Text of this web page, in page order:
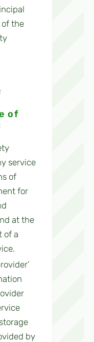
of the
of
service
of
for
at the
of a
by